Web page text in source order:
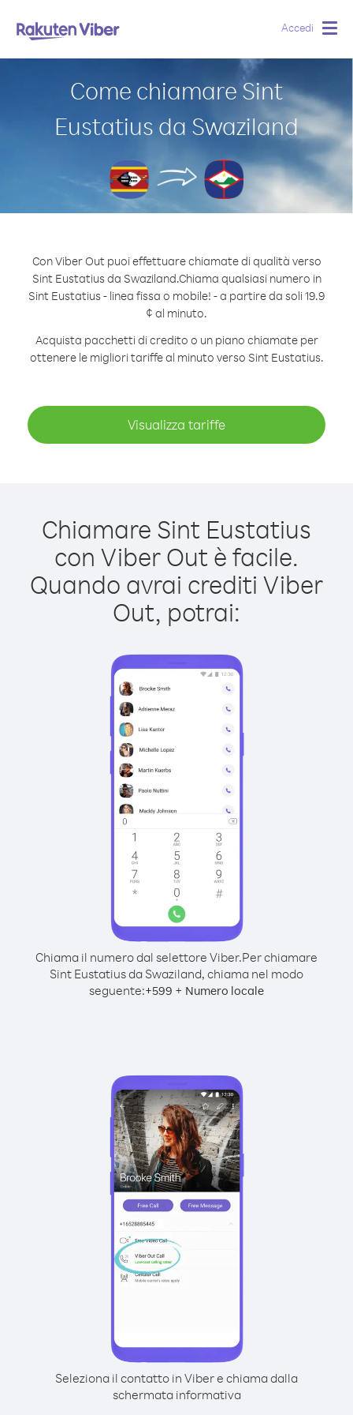
Accedi
Come chiamare Sint
Eustatius da Swaziland
Con Viber Out puoi effettuare chiamate di qualità verso
Sint Eustatius da Swaziland.Chiama qualsiasi numero in
Sint Eustatius - linea fissa o mobile! - a partire da soli 19.9
¢ al minuto.
Acquista pacchetti di credito o un piano chiamate per
ottenere le migliori tariffe al minuto verso Sint Eustatius.
Visualizza tariffe
Chiamare Sint Eustatius
con Viber Out è facile.
Quando avrai crediti Viber
Out, potrai:
Chiama il numero dal selettore Viber.Per chiamare
Sint Eustatius da Swaziland, chiama nel modo
seguente:+599 + Numero locale
Seleziona il contatto in Viber e chiama dalla
schermata informativa